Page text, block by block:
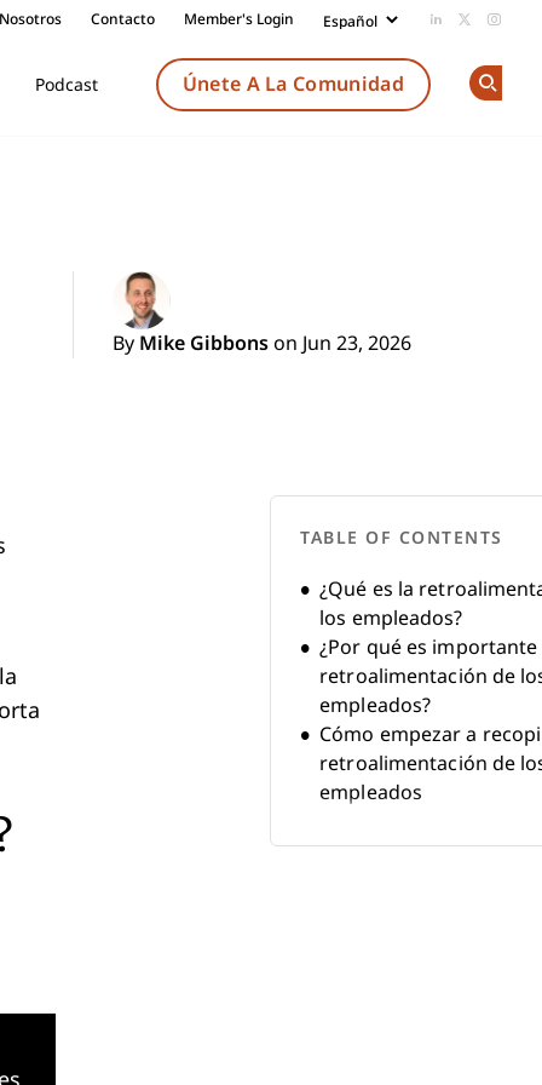
Contacto Member's Login Add us on
Follow
Podcast Únete A La Comunidad
By Mike Gibbons on Jun 23, 2026
TABLE OF CONTENTS
¿Qué es la
los empleados?
¿Por qué es importante
retroalimentación de
empleados?
Cómo empezar a
retroalimentación de
empleados
retroalimentación de